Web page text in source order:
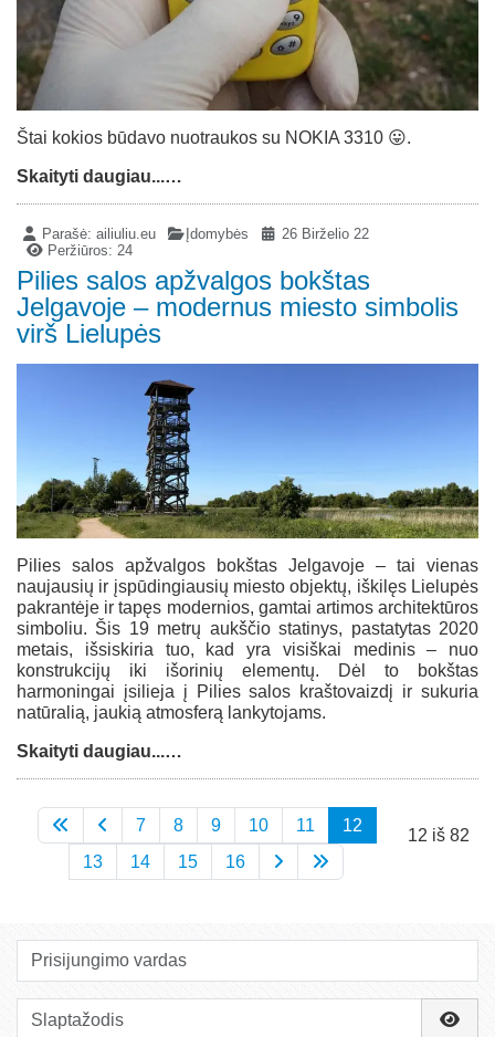
Štai kokios būdavo nuotraukos su NOKIA 3310 😛.
Skaityti daugiau...…
Parašė:ailiuliu.eu Įdomybės
26 Birželio 22
Peržiūros: 24
Pilies salos apžvalgos bokštas
Jelgavoje – modernus miesto simbolis
virš Lielupės
Pilies salos apžvalgos bokštas Jelgavoje – tai vienas
naujausių ir įspūdingiausių miesto objektų, iškilęs Lielupės
pakrantėje ir tapęs modernios, gamtai artimos architektūros
simboliu. Šis 19 metrų aukščio statinys, pastatytas 2020
metais, išsiskiria tuo, kad yra visiškai medinis – nuo
konstrukcijų iki išorinių elementų. Dėl to bokštas
harmoningai įsilieja į Pilies salos kraštovaizdį ir sukuria
natūralią, jaukią atmosferą lankytojams.
Skaityti daugiau...…
12 iš 82
7 8 9 10 11
12
13
14 15 16
Prisijungimo vardas
Slaptažodis